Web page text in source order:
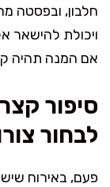
חלבון, ובפסטה
ויכולת להישאר
אם המנה תהיה
סיפור
לבחור
פעם, באירוח